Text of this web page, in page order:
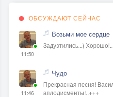
ОБСУЖДАЮТ СЕЙЧАС
11:50
Возьми мое сердце
Задуэтились...) Хорошо!..
11:46
Чудо
Прекрасная песня!
аплодисменты!..+++